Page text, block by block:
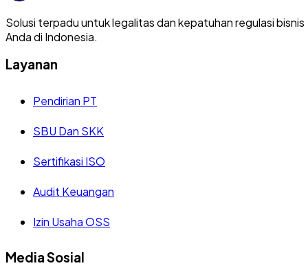
Solusi terpadu untuk legalitas dan kepatuhan regulasi bisnis
Anda di Indonesia.
Layanan
Pendirian PT
SBU Dan SKK
Sertifikasi ISO
Audit Keuangan
Izin Usaha OSS
Media Sosial